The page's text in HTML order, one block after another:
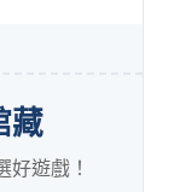
藏
好遊戲！